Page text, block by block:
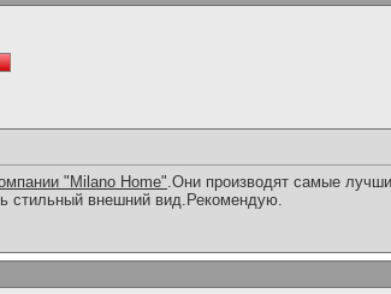
"Milano Home".Они производят самые
стильный внешний вид.Рекомендую.